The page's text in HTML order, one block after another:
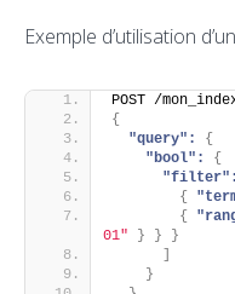
Exemple d’utilisation
POST /
{
"query":
{
"bool":
{
"filter":
{
{
01"
} }
}
]
}